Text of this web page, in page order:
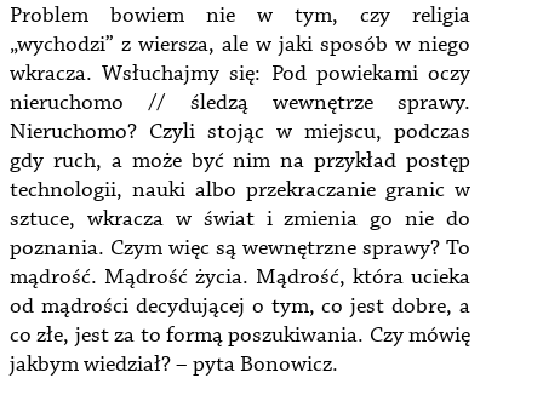
Problem bowiem nie w tym, czy religia
„wychodzi” z wiersza, ale w jaki sposób w niego
wkracza. Wsłuchajmy się: Pod powiekami oczy
nieruchomo // śledzą wewnętrze sprawy.
Nieruchomo? Czyli stojąc w miejscu, podczas
gdy ruch, a może być nim na przykład postęp
technologii, nauki albo przekraczanie granic w
sztuce, wkracza w świat i zmienia go nie do
poznania. Czym więc są wewnętrzne sprawy? To
mądrość. Mądrość życia. Mądrość, która ucieka
od mądrości decydującej o tym, co jest dobre, a
co złe, jest za to formą poszukiwania. Czy mówię
jakbym wiedział? – pyta Bonowicz.